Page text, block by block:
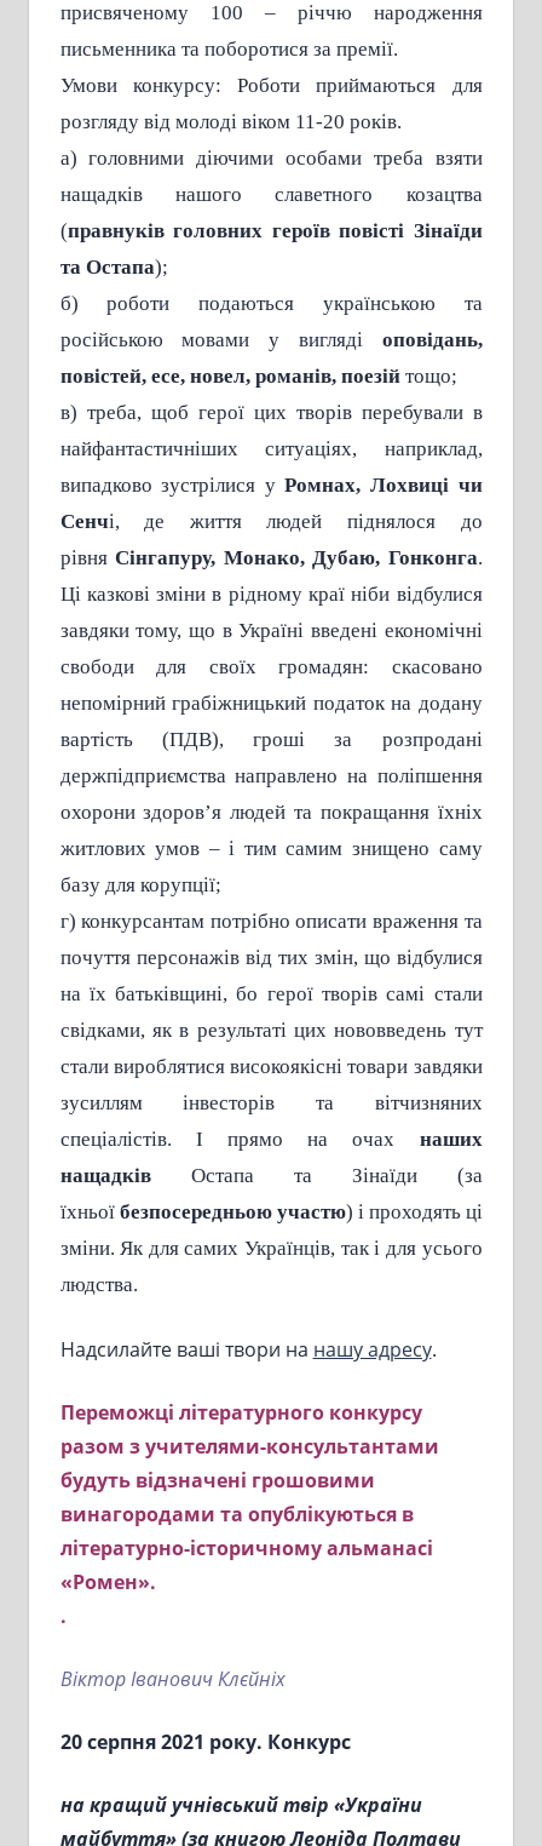
присвяченому 100 – річчю народження
письменника та поборотися за премії.
Умови конкурсу: Роботи приймаються для
розгляду від молоді віком 11-20 років.
а) головними діючими особами треба взяти
нащадків нашого славетного козацтва
(правнуків головних героїв повісті Зінаїди
та Остапа);
б) роботи подаються українською та
російською мовами у вигляді оповідань,
повістей, есе, новел, романів, поезійтощо;
в) треба, щоб герої цих творів перебували в
найфантастичніших ситуаціях, наприклад,
випадково зустрілися уРомнах, Лохвиці чи
Сенчі, де життя людей піднялося до
рівня Сінгапуру, Монако, Дубаю, Гонконга.
Ці казкові зміни в рідному краї ніби відбулися
завдяки тому, що в Україні введені економічні
свободи для своїх громадян: скасовано
непомірний грабіжницький податок на додану
вартість (ПДВ), гроші за розпродані
держпідприємства направлено на поліпшення
охорони здоров’я людей та покращання їхніх
житлових умов – і тим самим знищено саму
базу для корупції;
г) конкурсантам потрібно описати враження та
почуття персонажів від тих змін, що відбулися
на їх батьківщині, бо герої творів самі стали
свідками, як в результаті цих нововведень тут
стали вироблятися високоякісні товари завдяки
зусиллям інвесторів та вітчизняних
спеціалістів. І прямо на очах наших
нащадківОстапа та Зінаїди (за
їхньої безпосередньою участю) і проходять ці
зміни. Як для самих Українців, так і для усього
людства.
Надсилайте ваші твори на нашу адресу.
Переможці літературного конкурсу
разом з учителями-консультантами
будуть відзначені грошовими
винагородами та опублікуються в
літературно-історичному альманасі
«Ромен».
.
Віктор Іванович Клєйніх
20 серпня 2021 року. Конкурс
на кращий учнівський твір «України
майбуття» (за книгою Леоніда Полтави